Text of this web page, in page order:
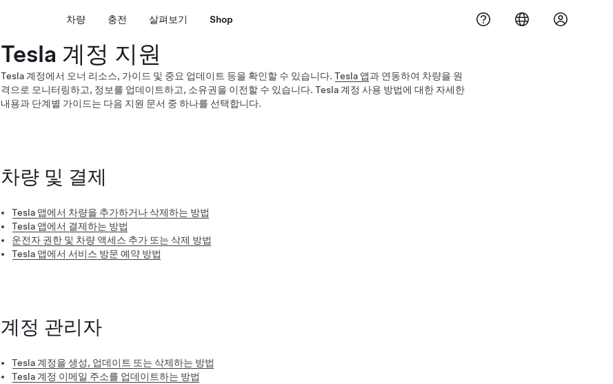
차량 충전 살펴보기 Shop
Tesla 계정 지원
Tesla 계정에서 오너 리소스, 가이드 및 중요 업데이트 등을 확인할 수 있습니다. Tesla 앱과 연동하여 차량을 원
격으로 모니터링하고, 정보를 업데이트하고, 소유권을 이전할 수 있습니다. Tesla 계정 사용 방법에 대한 자세한
내용과 단계별 가이드는 다음 지원 문서 중 하나를 선택합니다.
차량 및 결제
Tesla 앱에서 차량을 추가하거나 삭제하는 방법
Tesla 앱에서 결제하는 방법
운전자 권한 및 차량 액세스 추가 또는 삭제 방법
Tesla 앱에서 서비스 방문 예약 방법
계정 관리자
Tesla 계정을 생성, 업데이트 또는 삭제하는 방법
Tesla 계정 이메일 주소를 업데이트하는 방법